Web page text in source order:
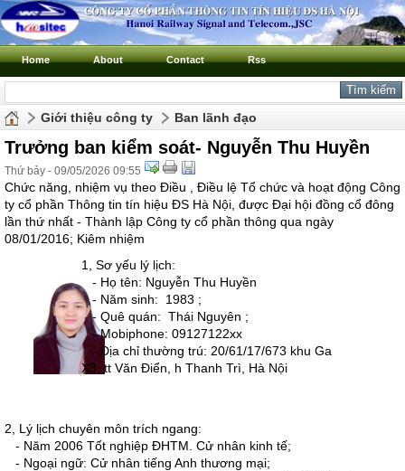
Home About Contact Rss
Giới thiệu công ty Ban lãnh đạo
Trưởng ban kiểm soát- Nguyễn Thu Huyền
Thứ bảy - 09/05/2026 09:55
Chức năng, nhiệm vụ theo Điều , Điều lệ Tổ chức và hoạt động Công
ty cổ phần Thông tin tín hiệu ĐS Hà Nội, được Đại hội đồng cổ đông
lần thứ nhất - Thành lập Công ty cổ phần thông qua ngày
08/01/2016; Kiêm nhiệm
1, Sơ yếu lý lịch:
- Họ tên: Nguyễn Thu Huyền
- Năm sinh: 1983 ;
- Quê quán: Thái Nguyên ;
- Mobiphone: 09127122xx
- Địa chỉ thường trú: 20/61/17/673 khu Ga
X3, tt Văn Điển, h Thanh Trì, Hà Nội
2, Lý lịch chuyên môn trích ngang:
- Năm 2006 Tốt nghiệp ĐHTM. Cử nhân kinh tế;
- Ngoại ngữ: Cử nhân tiếng Anh thương mại;